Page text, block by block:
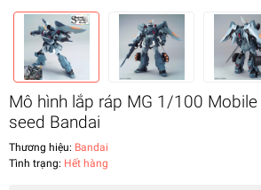
Mô hình lắp ráp MG 1/100
seed Bandai
Thương hiệu: Bandai
Tình trạng: Hết hàng